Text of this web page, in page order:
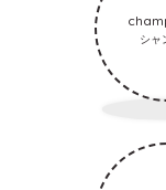
シャ